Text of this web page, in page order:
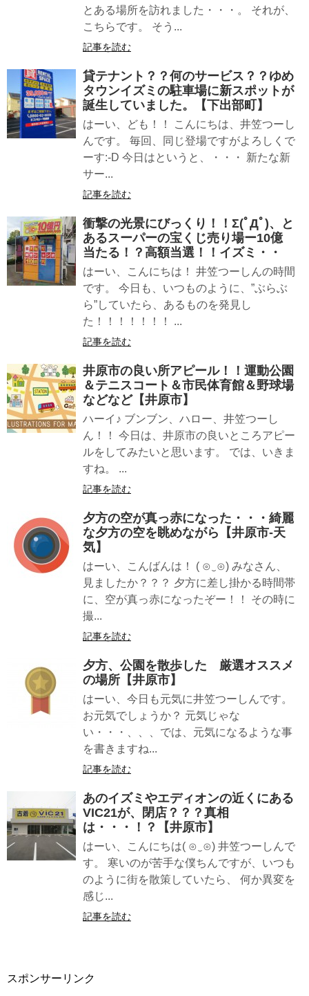
とある場所を訪れました・・・。 それが、
こちらです。 そう...
記事を読む
貸テナント？？何のサービス？？ゆめ
タウンイズミの駐車場に新スポットが
誕生していました。【下出部町】
はーい、ども！！ こんにちは、井笠つーし
んです。 毎回、同じ登場ですがよろしくで
ーす:-D 今日はというと、・・・ 新たな新
サー...
記事を読む
衝撃の光景にびっくり！！Σ(ﾟДﾟ)、と
あるスーパーの宝くじ売り場ー10億
当たる！？高額当選！！イズミ・・
はーい、こんにちは！ 井笠つーしんの時間
です。 今日も、いつものように、”ぶらぶ
ら”していたら、あるものを発見し
た！！！！！！！ ...
記事を読む
井原市の良い所アピール！！運動公園
＆テニスコート＆市民体育館＆野球場
などなど【井原市】
ハーイ♪ ブンブン、ハロー、井笠つーし
ん！！ 今日は、井原市の良いところアピー
ルをしてみたいと思います。 では、いきま
すね。 ...
記事を読む
夕方の空が真っ赤になった・・・綺麗
な夕方の空を眺めながら【井原市-天
気】
はーい、こんばんは！ ( ⊙‿⊙) みなさん、
見ましたか？？？ 夕方に差し掛かる時間帯
に、空が真っ赤になったぞー！！ その時に
撮...
記事を読む
夕方、公園を散歩した 厳選オススメ
の場所【井原市】
はーい、今日も元気に井笠つーしんです。
お元気でしょうか？ 元気じゃな
い・・・、、、では、元気になるような事
を書きますね...
記事を読む
あのイズミやエディオンの近くにある
VIC21が、閉店？？？真相
は・・・！？【井原市】
はーい、こんにちは( ⊙‿⊙) 井笠つーしんで
す。 寒いのが苦手な僕ちんですが、いつも
のように街を散策していたら、 何か異変を
感じ...
記事を読む
スポンサーリンク